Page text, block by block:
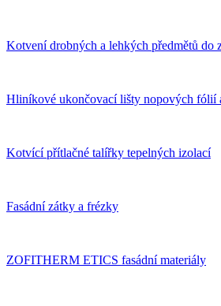
Kotvení drobných a lehkých předmětů do
Hliníkové ukončovací lišty nopových fólií
Kotvící přítlačné talířky tepelných izolací
Fasádní zátky a frézky
ZOFITHERM ETICS fasádní materiály